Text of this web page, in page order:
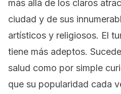
más allá de los claros
ciudad y de sus
artísticos y religiosos. El
tiene más adeptos.
salud como por simple
que su popularidad cada